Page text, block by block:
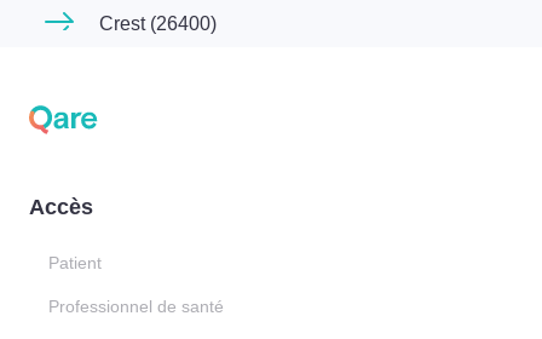
Crest (26400)
Accès
Patient
Professionnel de santé